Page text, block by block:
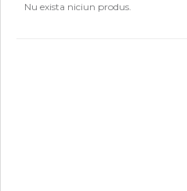
Nu exista niciun produs.